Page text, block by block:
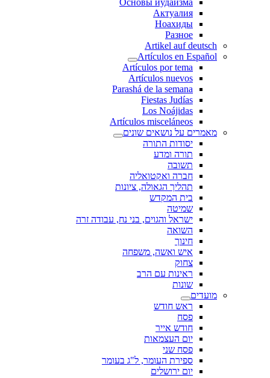
Основы иудаизма
Актуалия
Ноахиды
Разное
Artikel auf deutsch
Artículos en Español
Artículos por tema
Artículos nuevos
Parashá de la semana
Fiestas Judías
Los Noájidas
Artículos misceláneos
מאמרים על נושאים שונים
יסודות התורה
תורה ומדע
תשובה
חברה ואקטואליה
תהליך הגאולה, ציונות
בית המקדש
שמיטה
ישראל והגוים, בני נח, עבודה זרה
השואה
חינוך
איש ואשה, משפחה
צחוק
ראינות עם הרב
שונות
מועדים
ראש חודש
פסח
חודש אייר
יום העצמאות
פסח שני
ספירת העומר, ל"ג בעומר
יום ירושלים